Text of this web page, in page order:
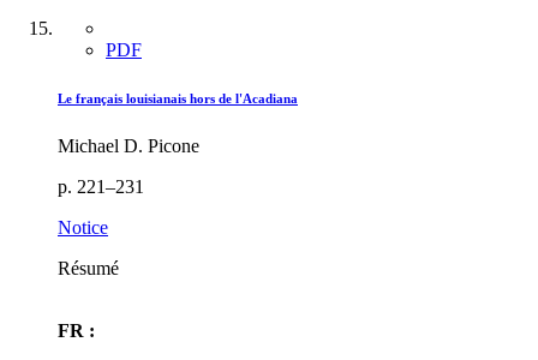
PDF
Le français louisianais hors de l'Acadiana
Michael D. Picone
p. 221–231
Notice
Résumé
FR :